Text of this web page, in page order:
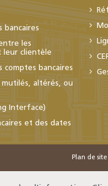
bancaires
les
leur clientèle
comptes bancaires
mutilés, altérés, ou
Interface)
et des dates
Plan de site